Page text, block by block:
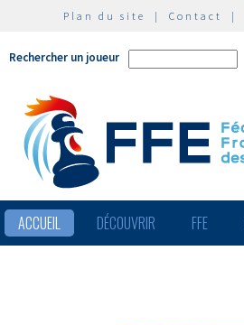
Plan du site | Contact |
Rechercher un joueur
ACCUEIL DÉCOUVRIR FFE